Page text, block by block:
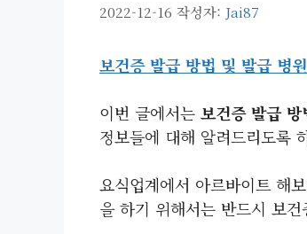
2022-12-16 작성자: Jai87
보건증 발급 방법 및 발급 병
이번 글에서는 보건증 발급
정보들에 대해 알려드리도록
요식업계에서 아르바이트 해
을 하기 위해서는 반드시 보